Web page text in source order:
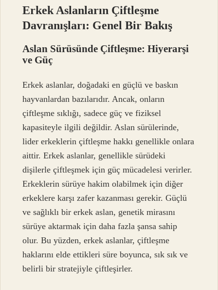
Erkek Aslanların Çiftleşme
Davranışları: Genel Bir Bakış
Aslan Sürüsünde Çiftleşme: Hiyerarşi
ve Güç
Erkek aslanlar, doğadaki en güçlü ve baskın
hayvanlardan bazılarıdır. Ancak, onların
çiftleşme sıklığı, sadece güç ve fiziksel
kapasiteyle ilgili değildir. Aslan sürülerinde,
lider erkeklerin çiftleşme hakkı genellikle onlara
aittir. Erkek aslanlar, genellikle sürüdeki
dişilerle çiftleşmek için güç mücadelesi verirler.
Erkeklerin sürüye hakim olabilmek için diğer
erkeklere karşı zafer kazanması gerekir. Güçlü
ve sağlıklı bir erkek aslan, genetik mirasını
sürüye aktarmak için daha fazla şansa sahip
olur. Bu yüzden, erkek aslanlar, çiftleşme
haklarını elde ettikleri süre boyunca, sık sık ve
belirli bir stratejiyle çiftleşirler.